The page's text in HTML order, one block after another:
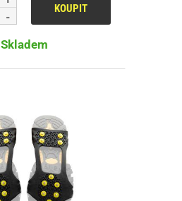
KOUPIT
Skladem